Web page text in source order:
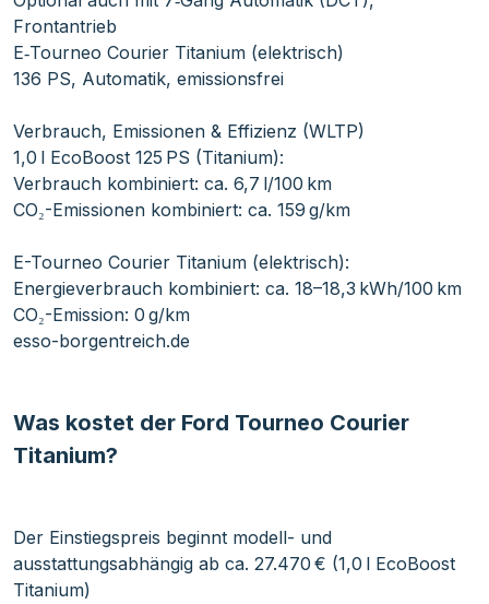
Frontantrieb
E‑Tourneo Courier Titanium (elektrisch)
136 PS, Automatik, emissionsfrei
Verbrauch, Emissionen & Effizienz (WLTP)
1,0 l EcoBoost 125 PS (Titanium):
Verbrauch kombiniert: ca. 6,7 l/100 km
CO₂-Emissionen kombiniert: ca. 159 g/km
E-Tourneo Courier Titanium (elektrisch):
Energieverbrauch kombiniert: ca. 18–18,3 kWh/100 km
CO₂-Emission: 0 g/km
esso-borgentreich.de
Was kostet der Ford Tourneo Courier
Titanium?
Der Einstiegspreis beginnt modell- und
ausstattungsabhängig ab ca. 27.470 € (1,0 l EcoBoost
Titanium)